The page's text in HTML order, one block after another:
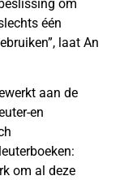
om
één
laat An
aan de
en
om al deze